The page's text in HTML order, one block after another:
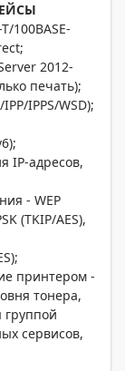
100BASE-
2012-
печать);
IPPS/WSD);
IP-адресов,
- WEP
(TKIP/AES),
принтером -
тонера,
группой
сервисов,